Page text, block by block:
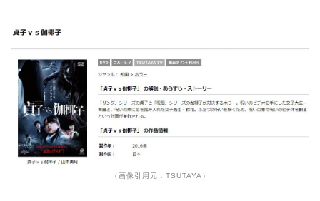
（画像引用元：TSUTAYA）